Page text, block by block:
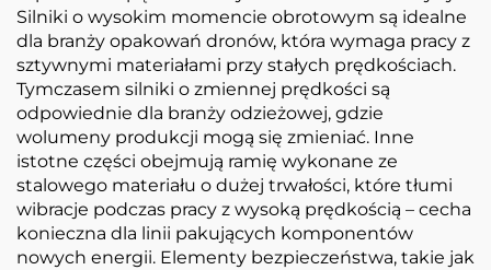
Silniki o wysokim momencie obrotowym są idealne
dla branży opakowań dronów, która wymaga pracy z
sztywnymi materiałami przy stałych prędkościach.
Tymczasem silniki o zmiennej prędkości są
odpowiednie dla branży odzieżowej, gdzie
wolumeny produkcji mogą się zmieniać. Inne
istotne części obejmują ramię wykonane ze
stalowego materiału o dużej trwałości, które tłumi
wibracje podczas pracy z wysoką prędkością – cecha
konieczna dla linii pakujących komponentów
nowych energii. Elementy bezpieczeństwa, takie jak